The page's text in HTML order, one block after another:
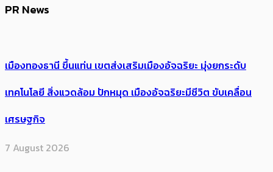
PR News
เมืองทองธานี ขึ้นแท่น เขตส่งเสริมเมืองอัจฉริยะ มุ่งยกระดับ
เทคโนโลยี สิ่งแวดล้อม ปักหมุด เมืองอัจฉริยะมีชีวิต ขับเคลื่อน
เศรษฐกิจ
7 August 2026